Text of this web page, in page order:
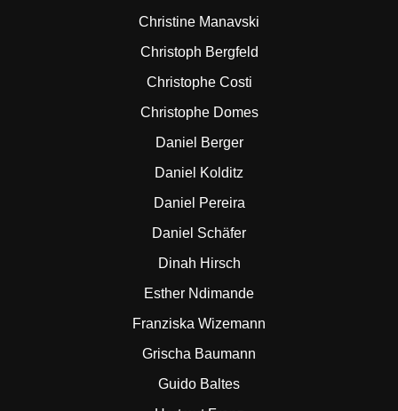
Christine Manavski
Christoph Bergfeld
Christophe Costi
Christophe Domes
Daniel Berger
Daniel Kolditz
Daniel Pereira
Daniel Schäfer
Dinah Hirsch
Esther Ndimande
Franziska Wizemann
Grischa Baumann
Guido Baltes